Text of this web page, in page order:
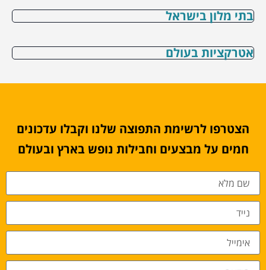
בתי מלון בישראל
אטרקציות בעולם
הצטרפו לרשימת התפוצה שלנו וקבלו עדכונים
חמים על מבצעים וחבילות נופש בארץ ובעולם